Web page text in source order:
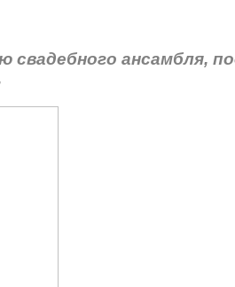
ансамбля,